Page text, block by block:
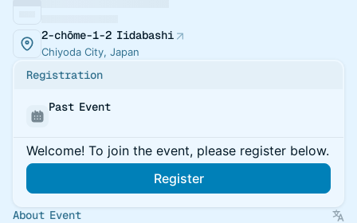
2-chōme-1-2 Iidabashi
Chiyoda City, Japan
Registration
Past Event
Welcome! To join the event, please register below.
Register
About Event